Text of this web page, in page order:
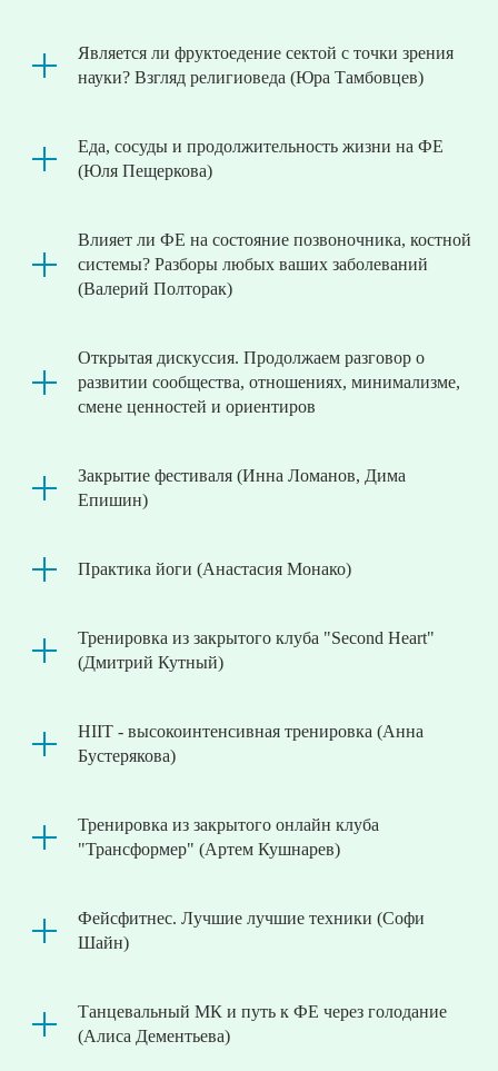
Является ли фруктоедение сектой с точки зрения
науки? Взгляд религиоведа (Юра Тамбовцев)
Еда, сосуды и продолжительность жизни на ФЕ
(Юля Пещеркова)
Влияет ли ФЕ на состояние позвоночника, костной
системы? Разборы любых ваших заболеваний
(Валерий Полторак)
Открытая дискуссия. Продолжаем разговор о
развитии сообщества, отношениях, минимализме,
смене ценностей и ориентиров
Закрытие фестиваля (Инна Ломанов, Дима
Епишин)
Практика йоги (Анастасия Монако)
Тренировка из закрытого клуба "Second Heart"
(Дмитрий Кутный)
HIIT - высокоинтенсивная тренировка (Анна
Бустерякова)
Тренировка из закрытого онлайн клуба
"Трансформер" (Артем Кушнарев)
Фейсфитнес. Лучшие лучшие техники (Софи
Шайн)
Танцевальный МК и путь к ФЕ через голодание
(Алиса Дементьева)